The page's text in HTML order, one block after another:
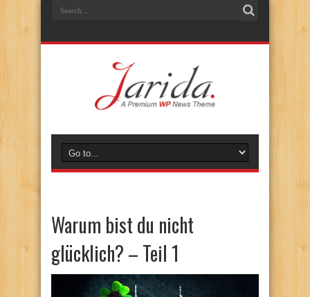
Warum bist du nicht
glücklich? – Teil 1